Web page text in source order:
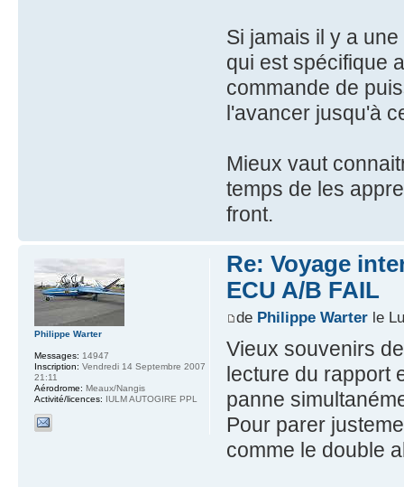
Si jamais il y a
qui est spécifique
commande de
l'avancer jusqu'à
Mieux vaut
temps de les
front.
Re: Voyage
ECU A/B FAIL
de Philippe Warterle
Vieux souvenirs
lecture du rapport
panne
Pour parer
comme le double
Philippe Warter
Messages: 14947
Inscription: Vendredi 14 Septembre 2007
21:11
Aérodrome: Meaux/Nangis
Activité/licences: IULM AUTOGIRE PPL